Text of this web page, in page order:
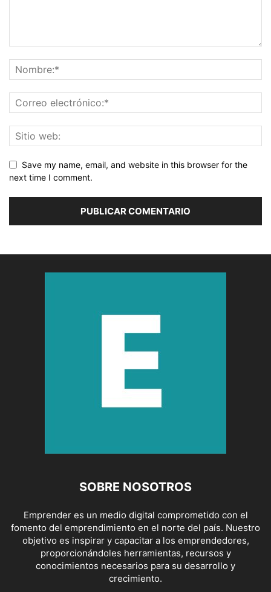
Save my name, email, and website in this browser for the
next time I comment.
SOBRE NOSOTROS
Emprender es un medio digital comprometido con el
fomento del emprendimiento en el norte del país. Nuestro
objetivo es inspirar y capacitar a los emprendedores,
proporcionándoles herramientas, recursos y
conocimientos necesarios para su desarrollo y
crecimiento.